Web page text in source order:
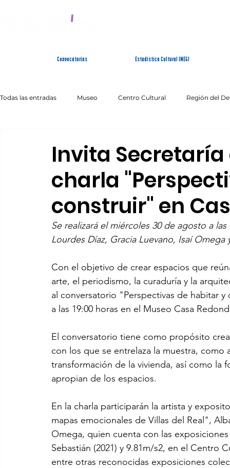
Convocatorias Estadística Cultural INEGI
Todas las entradas Museo Centro Cultural Región del
Invita
charla
construir" en
Se realizará el miércoles 30 de agosto a
Lourdes Díaz, Gracia Luevano, Isaí
Con el objetivo de crear espacios que
arte, el periodismo, la curaduría y la
al conversatorio "Perspectivas de habitar
a las 19:00 horas en el Museo Casa
El conversatorio tiene como propósito
con los que se entrelaza la muestra,
transformación de la vivienda, así como la
apropian de los espacios.
En la charla participarán la artista y
mapas emocionales de Villas del Real",
Omega, quien cuenta con las
Sebastián (2021) y 9.81m/s2, en el Centro
entre otras reconocidas exposiciones